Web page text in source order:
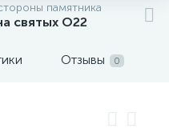
памятника
святых О22
Отзывы 0